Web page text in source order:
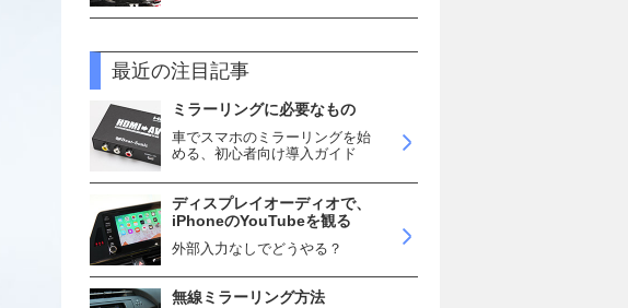
最近の注目記事
ミラーリングに必要なもの
車でスマホのミラーリングを始
める、初心者向け導入ガイド
ディスプレイオーディオで、
iPhoneのYouTubeを観る
外部入力なしでどうやる？
無線ミラーリング方法